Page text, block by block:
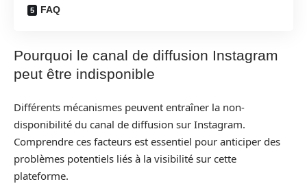
FAQ
Pourquoi le canal de diffusion Instagram
peut être indisponible
Différents mécanismes peuvent entraîner la non-
disponibilité du canal de diffusion sur Instagram.
Comprendre ces facteurs est essentiel pour anticiper des
problèmes potentiels liés à la visibilité sur cette
plateforme.